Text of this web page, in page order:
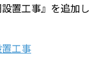
置工事』を追加し
工事